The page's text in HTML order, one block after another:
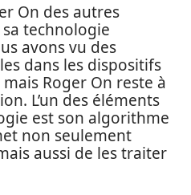
On des autres
technologie
avons vu des
dans les dispositifs
Roger On reste à
L’un des éléments
est son algorithme
non seulement
aussi de les traiter